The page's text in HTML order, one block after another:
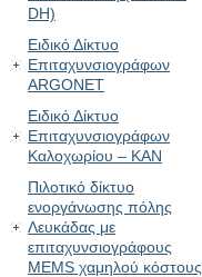
DH)
Ειδικό Δίκτυο
Επιταχυνσιογράφων
ARGONET
Ειδικό Δίκτυο
Επιταχυνσιογράφων
Καλοχωρίου – KAN
Πιλοτικό δίκτυο
ενοργάνωσης πόλης
Λευκάδας με
επιταχυνσιογράφους
MEMS χαμηλού κόστους